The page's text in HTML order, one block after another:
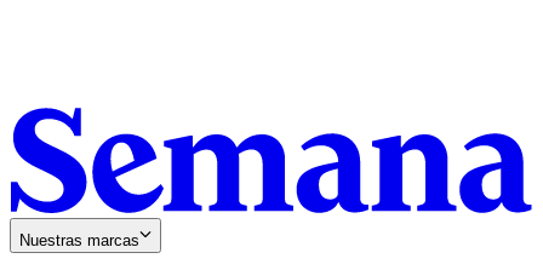
Nuestras marcas